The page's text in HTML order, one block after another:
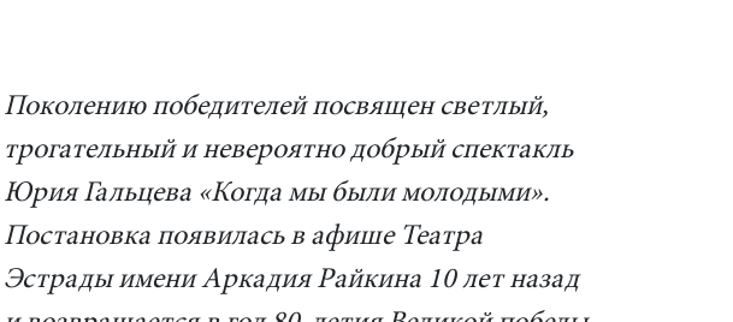
Поколению победителей посвящен светлый,
трогательный и невероятно добрый спектакль
Юрия Гальцева «Когда мы были молодыми».
Постановка появилась в афише Театра
Эстрады имени Аркадия Райкина 10 лет назад